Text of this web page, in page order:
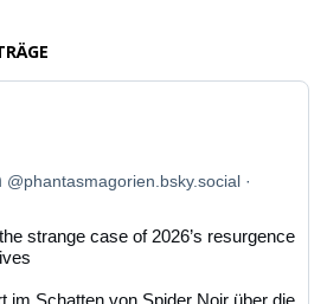
@phantasmagorien.bsky.social
strange case of 2026’s resurgence